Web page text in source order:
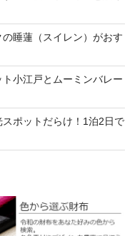
睡蓮（スイレン）がおす
小江戸とムーミンバレー
ポットだらけ！1泊2日で